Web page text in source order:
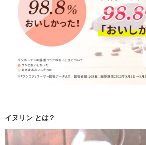
イヌリン とは？